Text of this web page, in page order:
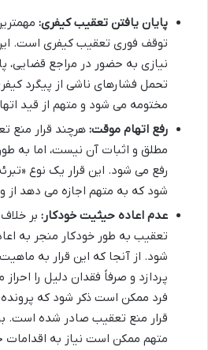
پایان یافتن تعقیب کیفری:
توقف فوری تعقیب کیفری است.
نیازی به حضور در مراجع قضایی،
تحمل فشارهای ناشی از پیگرد
مختومه می شود و متهم از قید
رفع اتهام موقت: هرچند قرار منع
مطلق و اثبات آن نیست، اما به
رفع می شود. این قرار یک نوع
شود که به متهم اجازه می دهد
عدم اعاده حیثیت خودکار: بر
تعقیب به طور خودکار منجر به
شود. از آنجا که این قرار به
پردازد و صرفاً فقدان دلیل را
فرد ممکن است ذکر شود که
قرار منع تعقیب صادر شده است.
متهم ممکن است نیاز به اقدامات